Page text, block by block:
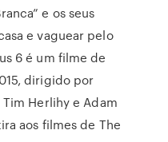
e os seus
e vaguear pelo
6 é um filme de
dirigido por
Herlihy e Adam
aos filmes de The